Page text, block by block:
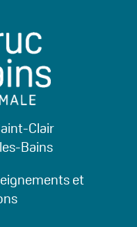
Clair
Bains
et